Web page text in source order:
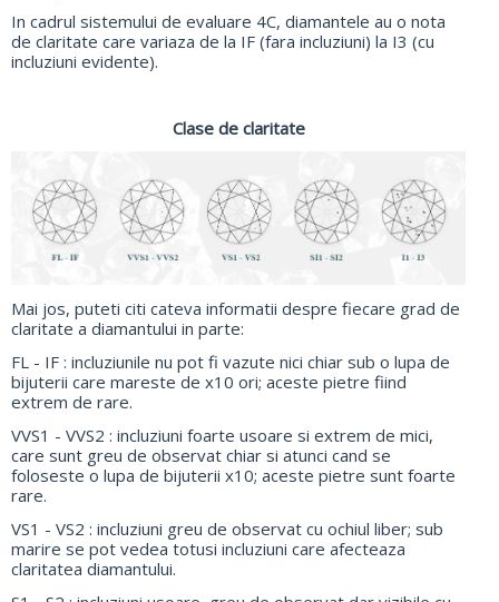
In cadrul sistemului de evaluare 4C, diamantele au o nota
de claritate care variaza de la IF (fara incluziuni) la I3 (cu
incluziuni evidente).
Clase de claritate
Mai jos, puteti citi cateva informatii despre fiecare grad de
claritate a diamantului in parte:
FL - IF : incluziunile nu pot fi vazute nici chiar sub o lupa de
bijuterii care mareste de x10 ori; aceste pietre fiind
extrem de rare.
VVS1 - VVS2 : incluziuni foarte usoare si extrem de mici,
care sunt greu de observat chiar si atunci cand se
foloseste o lupa de bijuterii x10; aceste pietre sunt foarte
rare.
VS1 - VS2 : incluziuni greu de observat cu ochiul liber; sub
marire se pot vedea totusi incluziuni care afecteaza
claritatea diamantului.